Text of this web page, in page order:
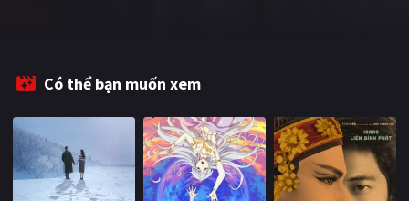
Có thể bạn muốn xem